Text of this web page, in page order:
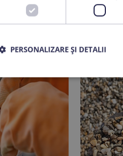
PERSONALIZARE ȘI DETALII